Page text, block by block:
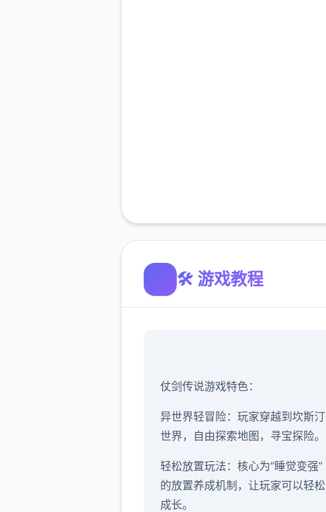
🛠️ 游戏教程
仗剑传说游戏特色：
异世界轻冒险：玩家穿越到坎斯汀
世界，自由探索地图，寻宝探险。
轻松放置玩法：核心为“睡觉变强”
的放置养成机制，让玩家可以轻松
成长。